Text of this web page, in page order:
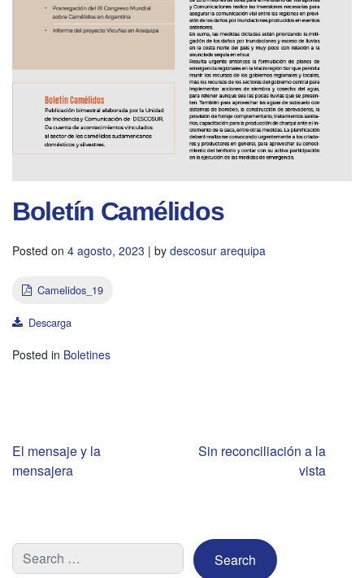
Boletín Camélidos
Posted on 4 agosto, 2023 | by descosur arequipa
Camelidos_19
Descarga
Posted in Boletines
Navegación
El mensaje y la
mensajera
Sin reconciliación a la
vista